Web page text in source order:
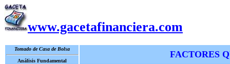
www.gacetafinanciera.com
Tomado de Casa de Bolsa
Análisis Fundamental
FACTORES